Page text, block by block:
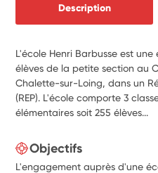
Description
L'école Henri Barbusse est
élèves de la petite section au
Chalette-sur-Loing, dans un
(REP). L'école comporte 3
élémentaires soit 255 élèves...
Objectifs
L'engagement auprès d'une